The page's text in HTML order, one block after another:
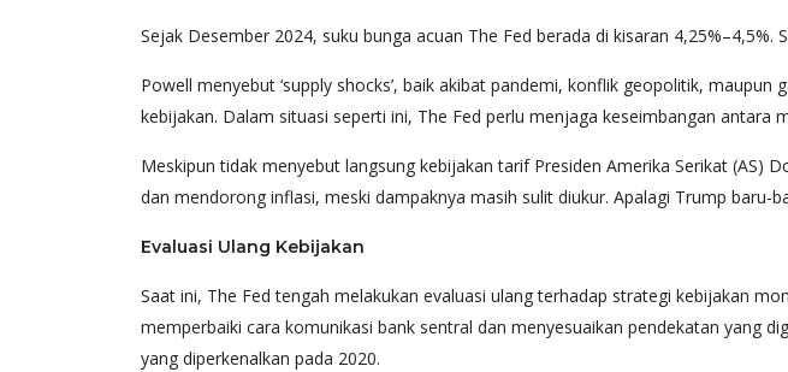
Sejak Desember 2024, suku bunga acuan The Fed berada di kisaran
Powell menyebut ‘supply shocks’, baik akibat pandemi, konflik geopolitik,
kebijakan. Dalam situasi seperti ini, The Fed perlu menjaga keseimbangan antara
Meskipun tidak menyebut langsung kebijakan tarif Presiden Amerika Serikat
dan mendorong inflasi, meski dampaknya masih sulit diukur. Apalagi Trump
Evaluasi Ulang Kebijakan
Saat ini, The Fed tengah melakukan evaluasi ulang terhadap strategi kebijakan
memperbaiki cara komunikasi bank sentral dan menyesuaikan pendekatan yang
yang diperkenalkan pada 2020.